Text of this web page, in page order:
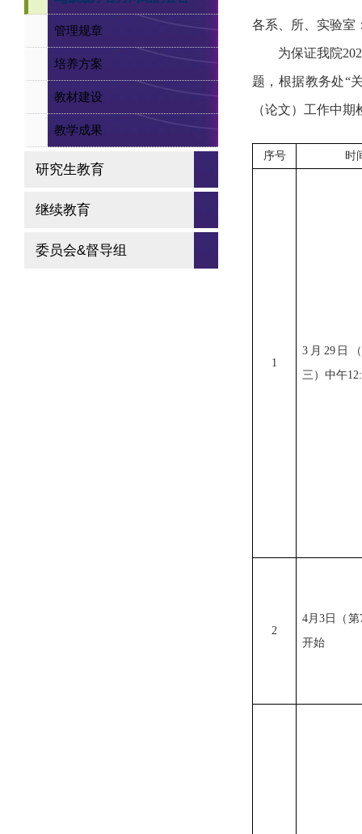
管理规章
培养方案
教材建设
教学成果
研究生教育
继续教育
委员会&督导组
各系、所、实验室
为保证我院
题，根据教务处“
（论文）工作中
序号 时
1
3 月 29日
三）中午
2
4月3 日（第
开始